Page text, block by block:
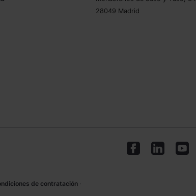
28049 Madrid
de contratación ·